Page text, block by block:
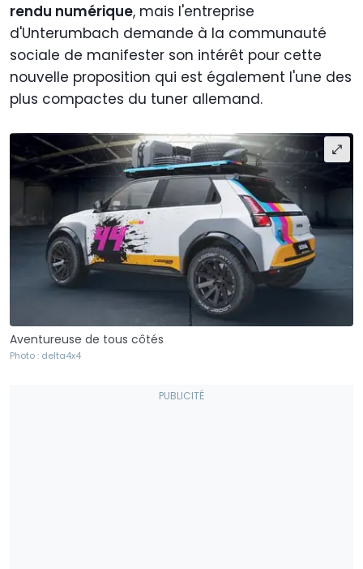
rendu numérique, mais l'entreprise
d'Unterumbach demande à la communauté
sociale de manifester son intérêt pour cette
nouvelle proposition qui est également l'une des
plus compactes du tuner allemand.
Aventureuse de tous côtés
Photo : delta4x4